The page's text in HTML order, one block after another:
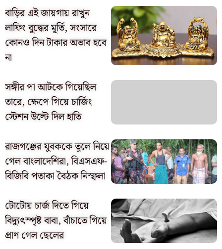
বাড়ির এই জায়গায় রাখুন
লাফিং বুদ্ধের মূর্তি, সংসারে
কোনও দিন টাকার অভাব হবে
না
সঙ্গীর পা আটকে গিয়েছিল
তারে, ক্ষেপে গিয়ে চার্জিং
স্টেশন উল্টে দিল হাতি
রাজগঞ্জের যুবককে তুলে নিয়ে
গেল বাংলাদেশিরা, বিএসএফ-
বিজিবি পতাকা বৈঠক নিস্ফলা
টোটোয় চার্জ দিতে গিয়ে
বিদ্যুৎস্পৃষ্ট বাবা, বাঁচাতে গিয়ে
প্রাণ গেল ছেলের